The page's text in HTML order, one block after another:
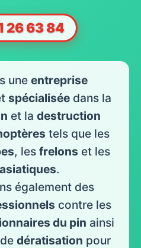
26 63 84
une entreprise
spécialisée dans la
et la destruction
tels que les
, les frelons et les
.
également des
contre les
du pin ainsi
dératisation pour